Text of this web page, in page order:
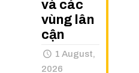
và các
vùng lân
cận
1 August,
2026